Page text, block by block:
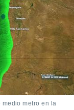
medio metro en la